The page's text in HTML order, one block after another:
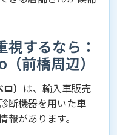
するなら：
前橋周辺）
） は、輸入車販売
断機器を用いた車
があります。